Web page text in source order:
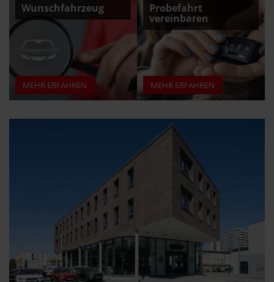
Wunschfahrzeug
MEHR ERFAHREN
Probefahrt
vereinbaren
MEHR ERFAHREN